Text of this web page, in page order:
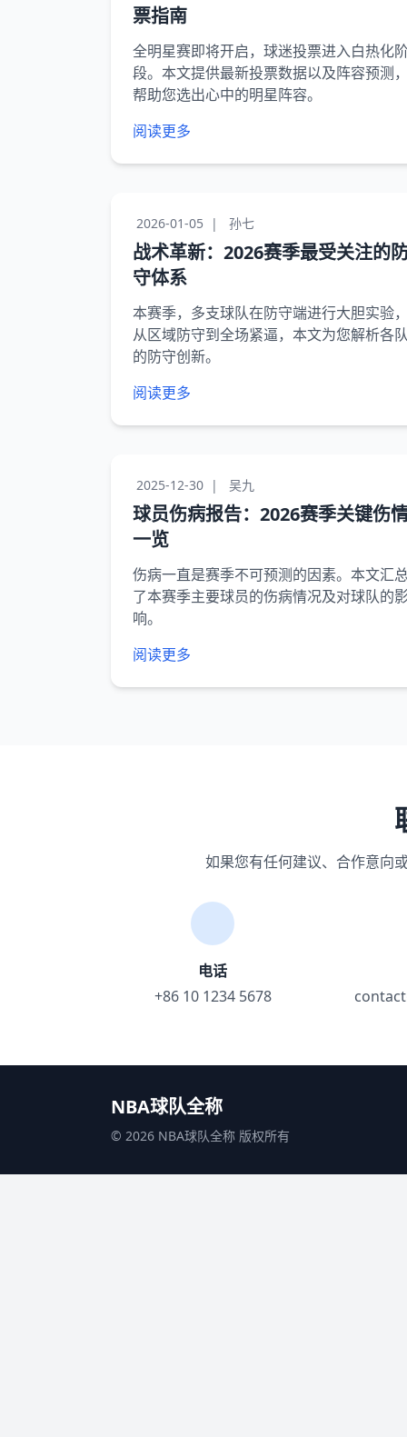
票指南
全明星赛即将开启，球迷投票进入白热化
段。本文提供最新投票数据以及阵容预测
帮助您选出心中的明星阵容。
阅读更多
2026-01-05 | 孙七
战术革新：2026赛季最受关注的
守体系
本赛季，多支球队在防守端进行大胆实验
从区域防守到全场紧逼，本文为您解析各
的防守创新。
阅读更多
2025-12-30 | 吴九
球员伤病报告：2026赛季关键伤
一览
伤病一直是赛季不可预测的因素。本文汇
了本赛季主要球员的伤病情况及对球队的
响。
阅读更多
如果您有任何建议、合作意向
电话
+86 10 1234 5678
NBA球队全称
© 2026 NBA球队全称 版权所有